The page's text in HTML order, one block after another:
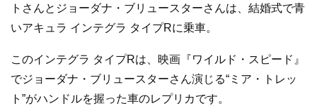
トさんとジョーダナ・ブリュースターさんは、結婚式で青
いアキュラ インテグラ タイプRに乗車。
このインテグラ タイプRは、映画『ワイルド・スピード』
でジョーダナ・ブリュースターさん演じる“ミア・トレッ
ト”がハンドルを握った車のレプリカです。